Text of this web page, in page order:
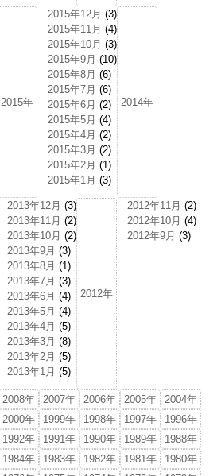
2015年
2015年12月 (3)
2015年11月 (4)
2015年10月 (3)
2015年9月 (10)
2015年8月 (6)
2015年7月 (6)
2015年6月 (2)
2015年5月 (4)
2015年4月 (2)
2015年3月 (2)
2015年2月 (1)
2015年1月 (3)
2014年
2013年12月 (3)
2013年11月 (2)
2013年10月 (2)
2013年9月 (3)
2013年8月 (1)
2013年7月 (3)
2013年6月 (4)
2013年5月 (4)
2013年4月 (5)
2013年3月 (8)
2013年2月 (5)
2013年1月 (5)
2012年
2012年11月 (2)
2012年10月 (4)
2012年9月 (3)
2008年 2007年 2006年 2005年
2004年
2000年 1999年 1998年 1997年
1996年
1992年 1991年 1990年 1989年
1988年
1984年 1983年 1982年 1981年
1980年